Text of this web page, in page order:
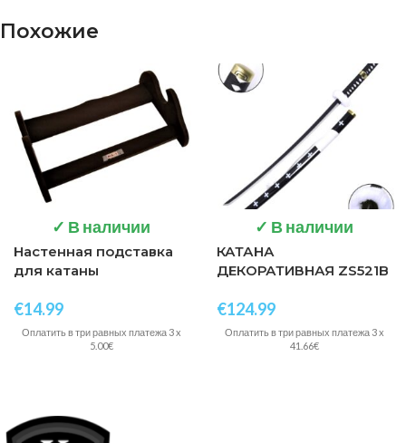
Похожие
✓ В наличии
Настенная подставка
для катаны
€14.99
Оплатить в три равных платежа 3 x
5.00€
✓ В наличии
КАТАНА
ДЕКОРАТИВНАЯ ZS521B
€124.99
Оплатить в три равных платежа 3 x
41.66€